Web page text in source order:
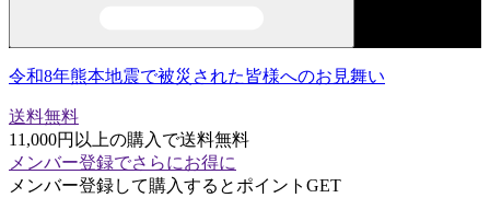
令和8年熊本地震で被災された皆様へのお見舞い
送料無料
11,000円以上の購入で送料無料
メンバー登録でさらにお得に
メンバー登録して購入するとポイントGET